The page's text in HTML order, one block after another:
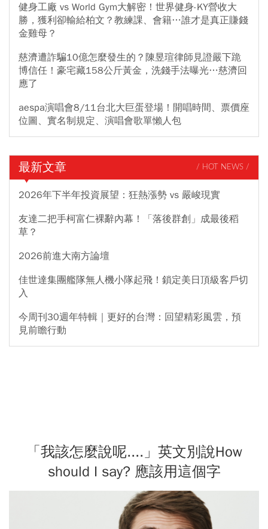
健身工廠 vs World Gym大解密！世界健身-KY營收大
勝，獲利卻輸給柏文？教練課、會籍…誰才是真正賺錢
金雞母？
慈濟遭詐騙10億怎麼發生的？陳昱瑄律師見證嚴下跪
博信任！豪宅藏158公斤黃金，洗錢手法曝光…慈濟回
應了
aespa演唱會8/11台北大巨蛋登場！開唱時間、票價座
位圖、實名制規定、演唱會歌單懶人包
最新文章 / HOT NEWS /
2026年下半年投資展望：狂熱漲勢 vs 嚴峻現實
友達二把手柯富仁裸辭內幕！「落後群創」成最後稻
草？
2026前進大南方論壇
佳世達集團艦隊無人機小隊起飛！鎖定美日頂級客戶切
入
今周刊30週年特輯｜更好的台灣：回望精彩風雲，預
見前瞻行動
「我該怎麼說呢....」英文別說How
should I say? 應該用這個字